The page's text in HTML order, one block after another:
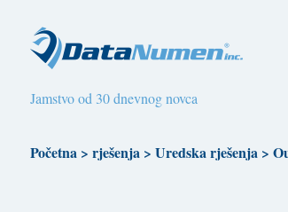
Jamstvo od 30 dnevnog novca
Početna> rješenja> Uredska rješenja>